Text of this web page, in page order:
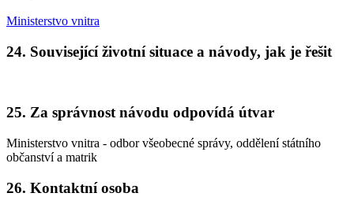
Ministerstvo vnitra
24. Související životní situace a návody, jak je řešit
25. Za správnost návodu odpovídá útvar
Ministerstvo vnitra - odbor všeobecné správy, oddělení státního
občanství a matrik
26. Kontaktní osoba